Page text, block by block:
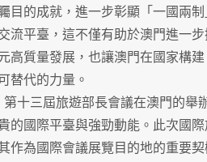
目的成就，進一步彰顯「一國兩
流平臺，這不僅有助於澳門進一
高質量發展，也讓澳門在國家構
替代的力量。
三屆旅遊部長會議在澳門的舉
的國際平臺與強勁動能。此次國
作為國際會議展覽目的地的重要